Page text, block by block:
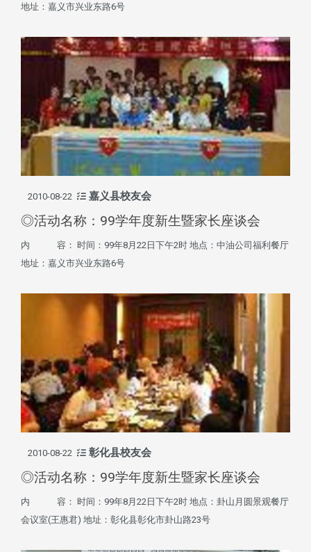
地址：嘉义市兴业东路6号
2010-08-22 嘉义县校友会
◎活动名称：99学年度新生暨家长座谈会
内 容： 时间：99年8月22日下午2时 地点：中油公司福利餐厅
地址：嘉义市兴业东路6号
2010-08-22 彰化县校友会
◎活动名称：99学年度新生暨家长座谈会
内 容： 时间：99年8月22日下午2时 地点：卦山月圆景观餐厅
会议室(王惠君) 地址：彰化县彰化市卦山路23号